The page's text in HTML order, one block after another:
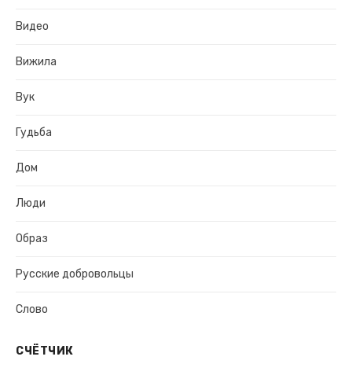
Видео
Вижила
Вук
Гудьба
Дом
Люди
Образ
Русские добровольцы
Слово
СЧЁТЧИК